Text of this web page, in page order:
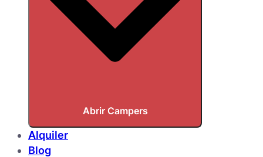
Abrir Campers
Alquiler
Blog